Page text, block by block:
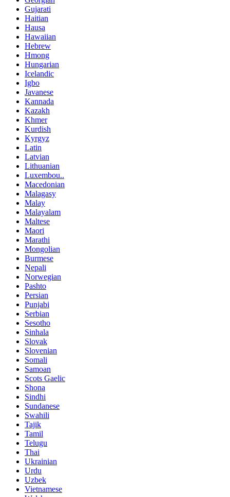
Gujarati
Haitian
Hausa
Hawaiian
Hebrew
Hmong
Hungarian
Icelandic
Igbo
Javanese
Kannada
Kazakh
Khmer
Kurdish
Kyrgyz
Latin
Latvian
Lithuanian
Luxembou..
Macedonian
Malagasy
Malay
Malayalam
Maltese
Maori
Marathi
Mongolian
Burmese
Nepali
Norwegian
Pashto
Persian
Punjabi
Serbian
Sesotho
Sinhala
Slovak
Slovenian
Somali
Samoan
Scots Gaelic
Shona
Sindhi
Sundanese
Swahili
Tajik
Tamil
Telugu
Thai
Ukrainian
Urdu
Uzbek
Vietnamese